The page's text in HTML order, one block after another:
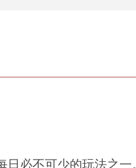
必不可少的玩法之一。